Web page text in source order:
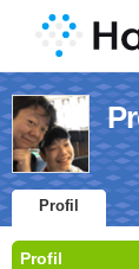
Profil
Profil